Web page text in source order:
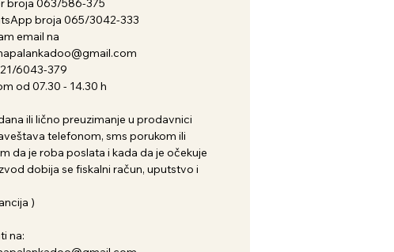
broja 063/586-375
broja 065/3042-333
email na
6043-379
od 07.30 - 14.30 h
ili lično preuzimanje u prodavnici
telefonom, sms porukom ili
da je roba poslata i kada da je očekuje
dobija se fiskalni račun, uputstvo i
)
na: